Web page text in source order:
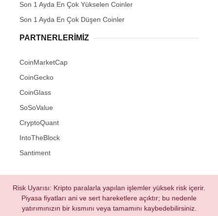
Son 1 Ayda En Çok Yükselen Coinler
Son 1 Ayda En Çok Düşen Coinler
PARTNERLERIMIZ
CoinMarketCap
CoinGecko
CoinGlass
SoSoValue
CryptoQuant
IntoTheBlock
Santiment
Risk Uyarısı: Kripto paralarla yapılan işlemler yüksek risk içerir.
Piyasa fiyatları ani ve sert hareketlere açıktır; bu nedenle
yatırımınızın bir kısmını veya tamamını kaybedebilirsiniz.